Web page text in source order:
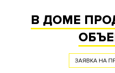
В ДОМЕ
ЗАЯВКА НА